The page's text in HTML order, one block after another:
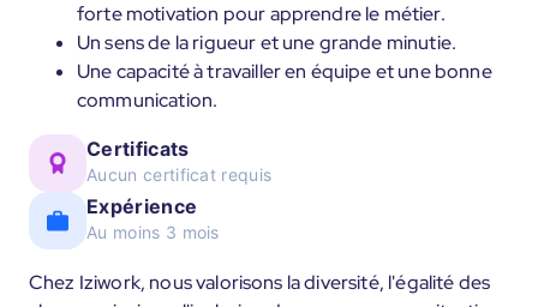
forte motivation pour apprendre le métier.
Un sens de la rigueur et une grande minutie.
Une capacité à travailler en équipe et une bonne
communication.
Certificats
Aucun certificat requis
Expérience
Au moins 3 mois
Chez Iziwork, nous valorisons la diversité, l'égalité des